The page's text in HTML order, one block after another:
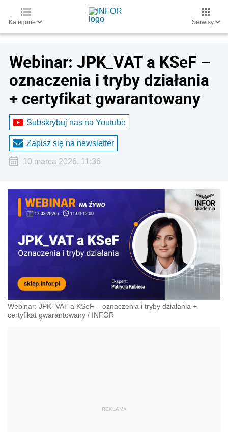
Kategorie Serwisy
Webinar: JPK_VAT a KSeF –
oznaczenia i tryby działania
+ certyfikat gwarantowany
Subskrybuj nas na Youtube
Zapisz się na newsletter
10 marca 2026, 11:36
Webinar: JPK_VAT a KSeF – oznaczenia i tryby działania +
certyfikat gwarantowany / INFOR